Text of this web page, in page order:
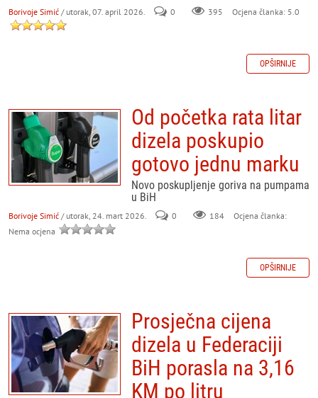
Borivoje Simić / utorak, 07. april 2026. 0 395 Ocjena članka: 5.0
OPŠIRNIJE
Od početka rata litar
dizela poskupio
gotovo jednu marku
Novo poskupljenje goriva na pumpama
u BiH
Borivoje Simić / utorak, 24. mart 2026. 0 184
Ocjena članka:
Nema ocjena
OPŠIRNIJE
Prosječna cijena
dizela u Federaciji
BiH porasla na 3,16
KM po litru